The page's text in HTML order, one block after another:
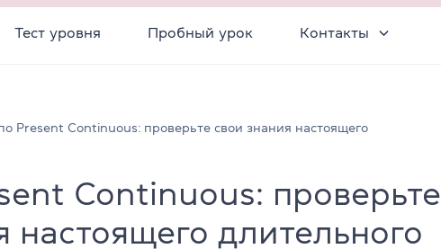
Тест уровня Пробный урок Контакты
Present Continuous: проверьте свои знания настоящего
Continuous: проверьте
настоящего длительного